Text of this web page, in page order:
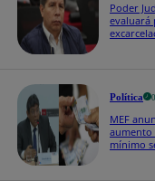
Poder
evaluará
Política
MEF
aumento
mínimo